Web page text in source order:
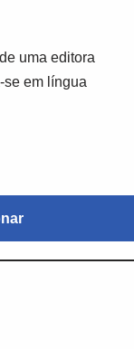
uma editora
se em língua